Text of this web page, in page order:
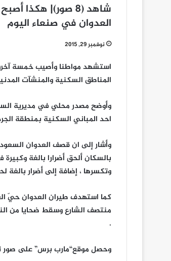
شاهد (8 صور)|
العدوان في صنعاء اليوم
نوفمبر 29, 2015
استشهد مواطنا وأصيب خمسة
المناطق السكنية والمنشآت
وأوضح مصدر محلي في مديرية
احد المباني السكنية بمنطقة
وأشار إلى ان قصف العدوان
بالسكان ألحق أضرارا بالغة
وتكسرها ، إضافة إلى أضرار
كما استهدف طيران العدوان حيّ
منتصف الشارع وسقط ضحايا من
.
وحصل موقع“مارب برس” على صور